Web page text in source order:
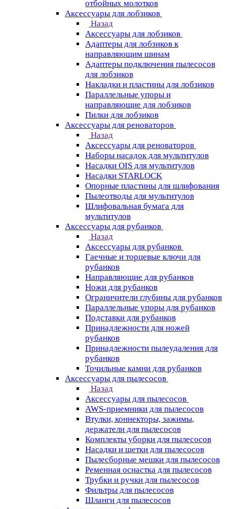
отбойных молотков
Аксессуары для лобзиков
Назад
Аксессуары для лобзиков
Адаптеры для лобзиков к
направляющим шинам
Адаптеры подключения пылесосов
для лобзиков
Накладки и пластины для лобзиков
Параллельные упоры и
направляющие для лобзиков
Пилки для лобзиков
Аксессуары для реноваторов
Назад
Аксессуары для реноваторов
Наборы насадок для мультитулов
Насадки OIS для мультитулов
Насадки STARLOCK
Опорные пластины для шлифования
Пылеотводы для мультитулов
Шлифовальная бумага для
мультитулов
Аксессуары для рубанков
Назад
Аксессуары для рубанков
Гаечные и торцевые ключи для
рубанков
Направляющие для рубанков
Ножи для рубанков
Ограничители глубины для рубанков
Параллельные упоры для рубанков
Подставки для рубанков
Принадлежности для ножей
рубанков
Принадлежности пылеудаления для
рубанков
Точильные камни для рубанков
Аксессуары для пылесосов
Назад
Аксессуары для пылесосов
AWS-приемники для пылесосов
Втулки, коннекторы, зажимы,
держатели для пылесосов
Комплекты уборки для пылесосов
Насадки и щетки для пылесосов
Пылесборные мешки для пылесосов
Ременная оснастка для пылесосов
Трубки и ручки для пылесосов
Фильтры для пылесосов
Шланги для пылесосов